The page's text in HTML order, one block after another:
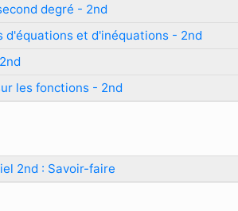
degré - 2nd
d'équations et d'inéquations - 2nd
les fonctions - 2nd
2nd : Savoir-faire